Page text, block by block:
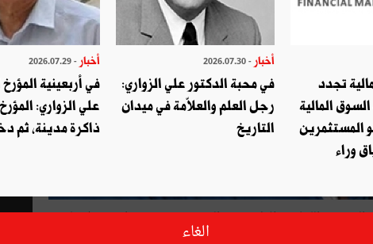
اللبناني طلال شتوي المنشورة تحت عنوان «بعدك على
تجدد
المالية
المستثمرين
وراء
أخبار - 2026.07.30
في محبة الدكتور علي الزواري:
رجل العلم والعلاّمة في ميدان
التاريخ
أخبار - 2026.07.29
في أربعينية المؤرخ
علي الزواري:
ذاكرة مدينة، ثم
الغاء